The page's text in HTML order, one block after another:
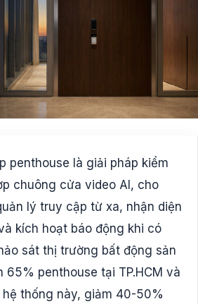
penthouse là giải pháp kiểm
chuông cửa video AI, cho
lý truy cập từ xa, nhận diện
kích hoạt báo động khi có
sát thị trường bất động sản
65% penthouse tại TP.HCM và
hệ thống này, giảm 40-50%